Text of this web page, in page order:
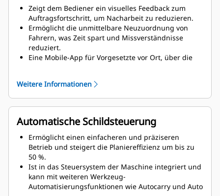
Zeigt dem Bediener ein visuelles Feedback zum
Auftragsfortschritt, um Nacharbeit zu reduzieren.
Ermöglicht die unmittelbare Neuzuordnung von
Fahrern, was Zeit spart und Missverständnisse
reduziert.
Eine Mobile-App für Vorgesetzte vor Ort, über die
mit Terrain-Ausrüstung sehen, Aufgaben zuweisen
und Designpläne validieren können.
Aktualisierungen, die in der mobilen App
vorgenommen werden, werden den
Maschinenfahrern in Echtzeit mitgeteilt, damit alle
informiert sind und den Zeitplan einhalten können,
auch wenn Änderungen erforderlich sind.
Weitere Informationen
Automatische Schildsteuerung
Ermöglicht einen einfacheren und präziseren
Betrieb und steigert die Planiereffizienz um bis zu
50 %.
Ist in das Steuersystem der Maschine integriert und
kann mit weiteren Werkzeug-
Automatisierungsfunktionen wie Autocarry und Auto